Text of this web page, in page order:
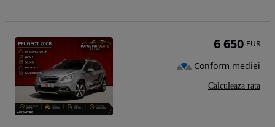
6 650 EUR
Conform mediei
Calculeaza rata